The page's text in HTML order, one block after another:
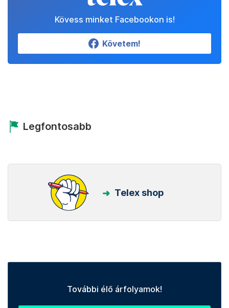
Kövess minket Facebookon is!
Követem!
Legfontosabb
Telex shop
További élő árfolyamok!